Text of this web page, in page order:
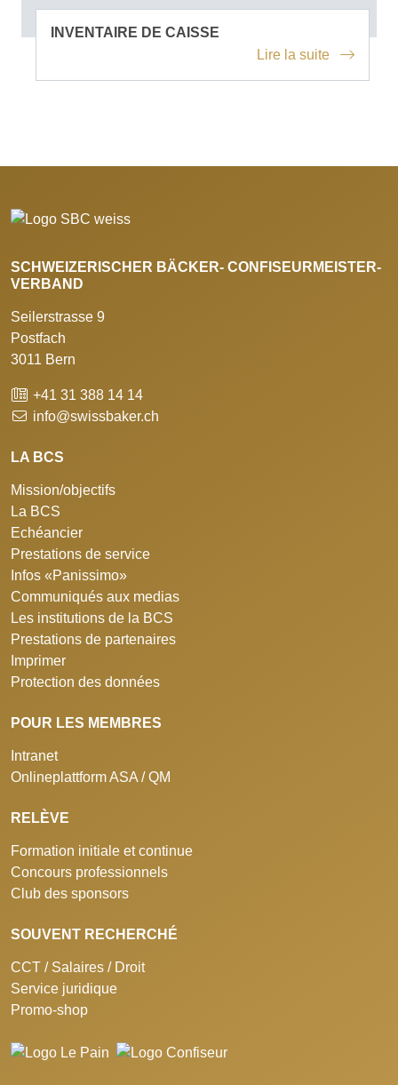
INVENTAIRE DE CAISSE
Lire la suite
SCHWEIZERISCHER BÄCKER- CONFISEURMEISTER-
VERBAND
Seilerstrasse 9
Postfach
3011 Bern
+41 31 388 14 14
info@swissbaker.ch
LA BCS
Mission/objectifs
La BCS
Echéancier
Prestations de service
Infos «Panissimo»
Communiqués aux medias
Les institutions de la BCS
Prestations de partenaires
Imprimer
Protection des données
POUR LES MEMBRES
Intranet
Onlineplattform ASA / QM
RELÈVE
Formation initiale et continue
Concours professionnels
Club des sponsors
SOUVENT RECHERCHÉ
CCT / Salaires / Droit
Service juridique
Promo-shop